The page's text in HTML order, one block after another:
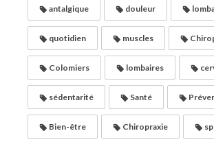
antalgique douleur
quotidien muscles
Colomiers lombaires
sédentarité Santé
Bien-être Chiropraxie